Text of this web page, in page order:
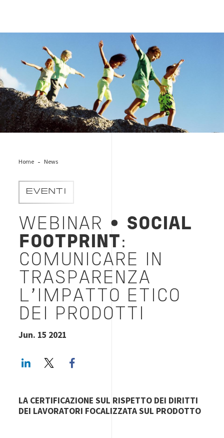
Home News
EVENTI
WEBINAR
• SOCIAL
FOOTPRINT:
COMUNICARE IN
TRASPARENZA
L'IMPATTO ETICO
DEI PRODOTTI
Jun. 15 2021
LinkedInTwitter
LA CERTIFICAZIONE SUL RISPETTO DEI DIRITTI
DEI LAVORATORI FOCALIZZATA SUL PRODOTTO